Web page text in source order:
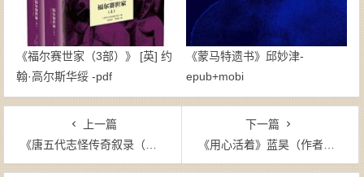
《福尔赛世家（3部）》 [英] 约
翰·高尔斯华绥 -pdf
《蒙马特遗书》邱妙津-
epub+mobi
上一篇
《唐五代志怪传奇叙录（增订本，繁体版）》李剑国（作者）-epub+mobi+azw3
下一篇
《用心活着》蓝昊（作者）-epub+mobi+azw3